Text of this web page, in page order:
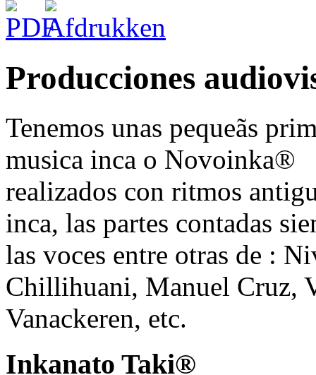
Producciones
Tenemos unas pequeãs
musica inca o Novoinka®
realizados con ritmos
inca, las partes contadas
las voces entre otras de :
Chillihuani, Manuel Cruz,
Vanackeren, etc.
Inkanato Taki®